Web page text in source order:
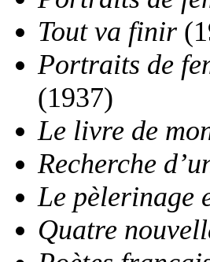
Tout va finir
Portraits de
(1937)
Le livre de
Recherche
Le pèlerinage
Quatre